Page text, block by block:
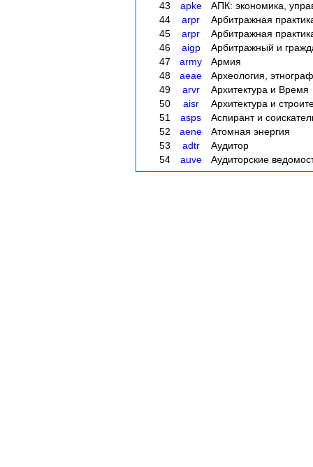
43
apke
АПК: экономика,
44
arpr
Арбитражная
45
arpr
Арбитражная
46
aigp
Арбитражный и
47
army
Армия
48
aeae
Археология,
49
arvr
Архитектура и Время
50
aisr
Архитектура и
51
asps
Аспирант и
52
aene
Атомная энергия
53
adtr
Аудитор
54
auve Аудиторские